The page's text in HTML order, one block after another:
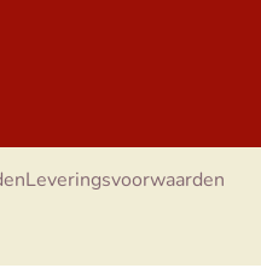
Leveringsvoorwaarden